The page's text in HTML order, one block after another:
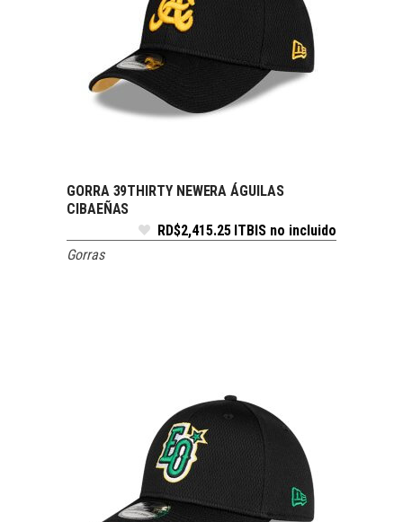
SELECCIONAR OPCIONES
GORRA 39THIRTY NEWERA ÁGUILAS
CIBAEÑAS
RD$2,415.25 ITBIS no incluido
Gorras